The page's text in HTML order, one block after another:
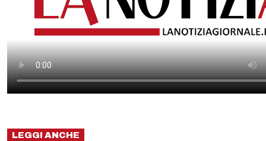
LEGGI ANCHE